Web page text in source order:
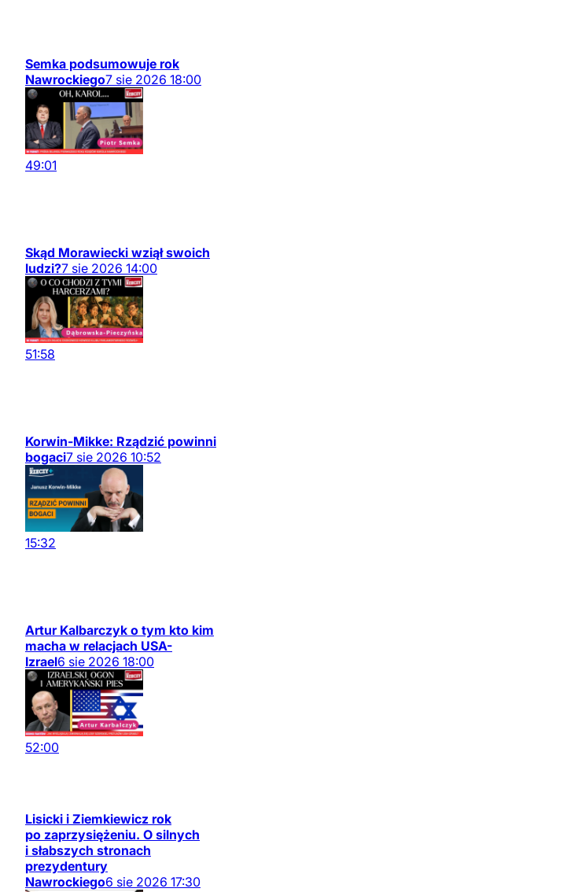
Semka podsumowuje rok
Nawrockiego7 sie 2026 18:00
49:01
Skąd Morawiecki wziął swoich
ludzi?7 sie 2026 14:00
51:58
Korwin-Mikke: Rządzić powinni
bogaci7 sie 2026 10:52
15:32
Artur Kalbarczyk o tym kto kim
macha w relacjach USA-
Izrael6 sie 2026 18:00
52:00
Lisicki i Ziemkiewicz rok
po zaprzysiężeniu. O silnych
i słabszych stronach
prezydentury
Nawrockiego6 sie 2026 17:30